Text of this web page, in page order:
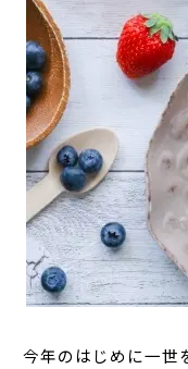
今年のはじめに一世